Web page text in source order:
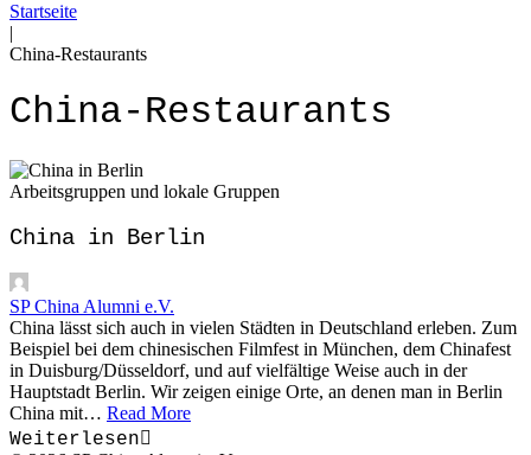
Startseite
|
China-Restaurants
China-Restaurants
Arbeitsgruppen und lokale Gruppen
China in Berlin
SP China Alumni e.V.
China lässt sich auch in vielen Städten in Deutschland erleben. Zum
Beispiel bei dem chinesischen Filmfest in München, dem Chinafest
in Duisburg/Düsseldorf, und auf vielfältige Weise auch in der
Hauptstadt Berlin. Wir zeigen einige Orte, an denen man in Berlin
China mit… Read More
Weiterlesen